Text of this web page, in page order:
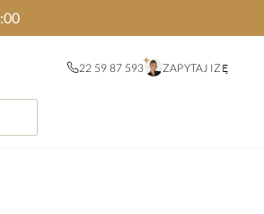
22 59 87 593 ZAPYTAJ IZĘ